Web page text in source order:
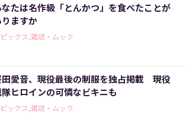
なたは名作級「とんかつ」を食べたことが
りますか
ックス,雑誌・ムック
愛音、現役最後の制服を独占掲載 現役
ヒロインの可憐なビキニも
ックス,雑誌・ムック